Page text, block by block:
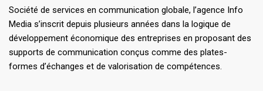
Société de services en communication globale, l’agence Info
Media s’inscrit depuis plusieurs années dans la logique de
développement économique des entreprises en proposant des
supports de communication conçus comme des plates-
formes d’échanges et de valorisation de compétences.